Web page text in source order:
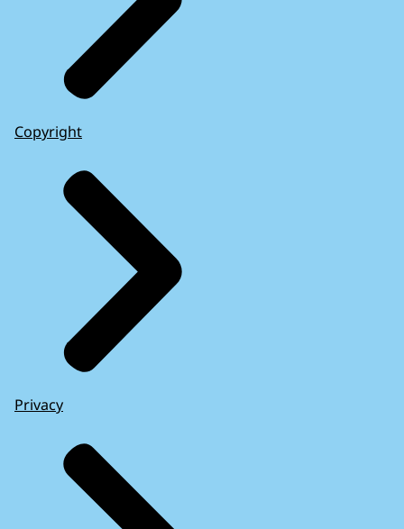
- Dan ziet Jonathan dat er niet 10, maar
1000 euro van zijn rekening is
afgeschreven. Hij kijkt verdrietig.
- REALITEIT -
Zwart beeld met daarover de zinnen:
op initiatief van het OM en de nationale
politie een covenant gesloten ter
bestrijding van de Tech Support Scam.
Voice-overs van verschillende talking head
mensen (politie, OM, Microsoft-expert, etc.)
in een ruimte waar ze geïnterviewd worden,
soms zien we flashes terug naar de fictie-
scenes.
Ik ben officier van justitie cybercrime, bij
het Openbaar Ministerie.
In 2017 zagen we dat Tech Support Scam
een groot probleem werd.
Daarvoor was het er ook wel, maar in
Copyright
Privacy